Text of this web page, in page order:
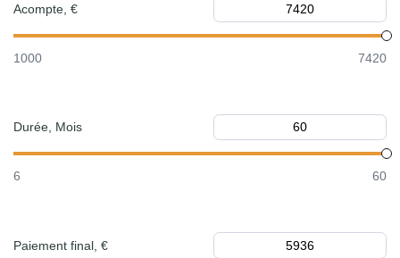
Acompte, €
1000 7420
Durée, Mois
6 60
Paiement final, €